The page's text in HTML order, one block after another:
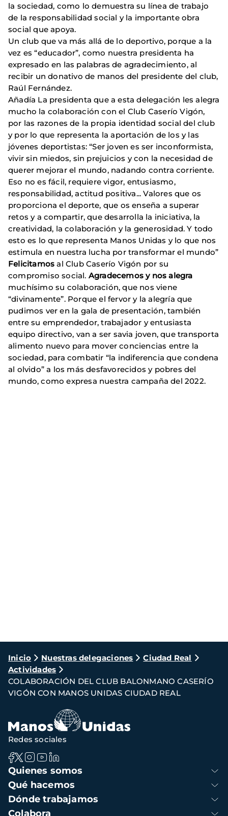
la sociedad, como lo demuestra su línea de trabajo
de la responsabilidad social y la importante obra
social que apoya.
Un club que va más allá de lo deportivo, porque a la
vez es “educador”, como nuestra presidenta ha
expresado en las palabras de agradecimiento, al
recibir un donativo de manos del presidente del club,
Raúl Fernández.
Añadía La presidenta que a esta delegación les alegra
mucho la colaboración con el Club Caserío Vigón,
por las razones de la propia identidad social del club
y por lo que representa la aportación de los y las
jóvenes deportistas: “Ser joven es ser inconformista,
vivir sin miedos, sin prejuicios y con la necesidad de
querer mejorar el mundo, nadando contra corriente.
Eso no es fácil, requiere vigor, entusiasmo,
responsabilidad, actitud positiva... Valores que os
proporciona el deporte, que os enseña a superar
retos y a compartir, que desarrolla la iniciativa, la
creatividad, la colaboración y la generosidad. Y todo
esto es lo que representa Manos Unidas y lo que nos
estimula en nuestra lucha por transformar el mundo”
Felicitamos al Club Caserío Vigón por su
compromiso social. Agradecemos y nos alegra
muchísimo su colaboración, que nos viene
“divinamente”. Porque el fervor y la alegría que
pudimos ver en la gala de presentación, también
entre su emprendedor, trabajador y entusiasta
equipo directivo, van a ser savia joven, que transporta
alimento nuevo para mover conciencias entre la
sociedad, para combatir “la indiferencia que condena
al olvido” a los más desfavorecidos y pobres del
mundo, como expresa nuestra campaña del 2022.
Ruta
de
navegación
Inicio Nuestras delegaciones
Ciudad Real
Actividades
COLABORACIÓN DEL CLUB BALONMANO CASERÍO
VIGÓN CON MANOS UNIDAS CIUDAD REAL
Navegación
principal
Quienes somos
Qué hacemos
Dónde trabajamos
Colabora
Redes sociales